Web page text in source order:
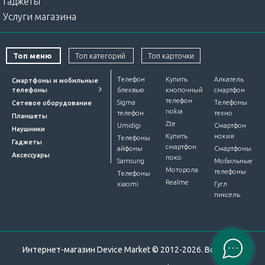
чехол.
нанесения пленки!
Купить полиуретановую защиту по самой низкой цене
в Харькове
Полиуретановые защитные пленки доступны на
множество смартфонов, планшетов, фитнес-
браслетов и смарт-часов брендов Apple, Samsung,
Xiaomi, Poco, Realme, Tecno и другие.
Наши менеджеры подберут под необходимую модель.
позвонить менеджерам по номерам на сайте;
кликнув кнопку "купить" и заполнить форму заказа;
Услуги магазина
Топ меню Топ категорий Топ карточки
Смартфоны и мобильные
телефоны
Сетевое оборудование
Планшеты
Наушники
Гаджеты
Аксессуары
Телефон
блеквью
Sigma
телефон
Umidigi
Телефоны
айфоны
Samsung
Телефоны
xiaomi
Купить
кнопочный
телефон
nokia
Zte
Купить
смартфон
поко
Моторола
Realme
Алкатель
смартфон
Телефоны
техно
Смартфон
нокия
Смартфоны
Мобильные
телефоны
Гугл
пиксель
Интернет-магазин Device Market © 2012-2026. Все права